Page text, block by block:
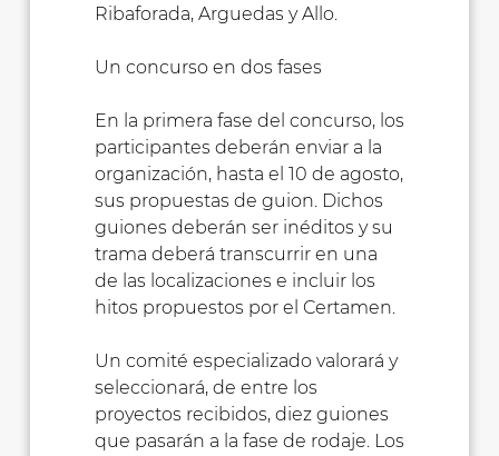
Ribaforada, Arguedas y Allo.
Un concurso en dos fases
En la primera fase del concurso, los
participantes deberán enviar a la
organización, hasta el 10 de agosto,
sus propuestas de guion. Dichos
guiones deberán ser inéditos y su
trama deberá transcurrir en una
de las localizaciones e incluir los
hitos propuestos por el Certamen.
Un comité especializado valorará y
seleccionará, de entre los
proyectos recibidos, diez guiones
que pasarán a la fase de rodaje. Los